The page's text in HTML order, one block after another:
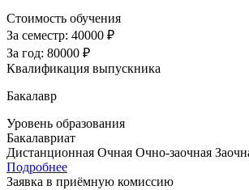
Стоимость обучения
За семестр: 40000 ₽
За год: 80000 ₽
Квалификация выпускника
Бакалавр
Уровень образования
Бакалавриат
Дистанционная Очная Очно-заочная
Подробнее
Заявка в приёмную комиссию